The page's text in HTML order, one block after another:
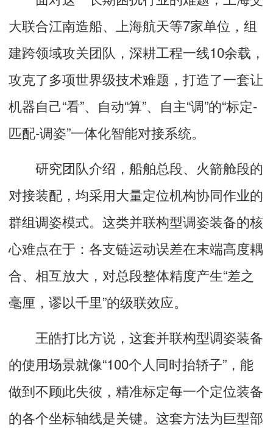
大联合江南造船、上海航天等7家单位，组
建跨领域攻关团队，深耕工程一线10余载，
攻克了多项世界级技术难题，打造了一套让
机器自己“看”、自动“算”、自主“调”的“标定-
匹配-调姿”一体化智能对接系统。
研究团队介绍，船舶总段、火箭舱段的
对接装配，均采用大量定位机构协同作业的
群组调姿模式。这类并联构型调姿装备的核
心难点在于：各支链运动误差在末端高度耦
合、相互放大，对总段整体精度产生“差之
毫厘，谬以千里”的级联效应。
王皓打比方说，这套并联构型调姿装备
的使用场景就像“100个人同时抬轿子”，能
做到不顾此失彼，精准标定每一个定位装备
的各个坐标轴线是关键。这套方法为巨型部